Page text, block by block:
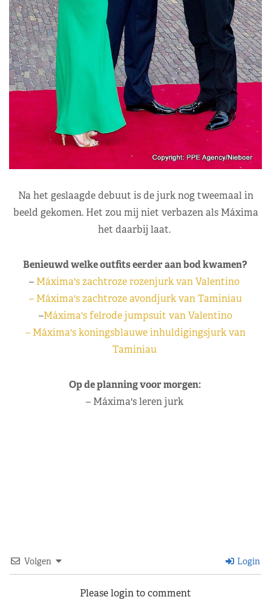
Na het geslaagde debuut is de jurk nog tweemaal in
beeld gekomen. Het zou mij niet verbazen als Máxima
het daarbij laat.
Benieuwd welke outfits eerder aan bod kwamen?
– Máxima's zachtroze rozenjurk van Valentino
– Máxima's zachtroze avondjurk van Taminiau
–Máxima's felrode jumpsuit van Valentino
– Máxima's koningsblauwe inhuldigingsjurk van
Taminiau
Op de planning voor morgen:
– Máxima's leren jurk
Volgen Login
Please login to comment